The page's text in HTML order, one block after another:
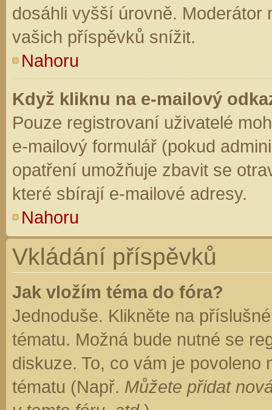
dosáhli vyšší úrovně. Moderátor
vašich příspěvků snížit.
Nahoru
Když kliknu na e-mailový
Pouze registrovaní uživatelé
e-mailový formulář (pokud
opatření umožňuje zbavit se
které sbírají e-mailové adresy.
Nahoru
Vkládání příspěvků
Jak vložím téma do fóra?
Jednoduše. Klikněte na
tématu. Možná bude nutné se
diskuze. To, co vám je
tématu (Např. Můžete přidat